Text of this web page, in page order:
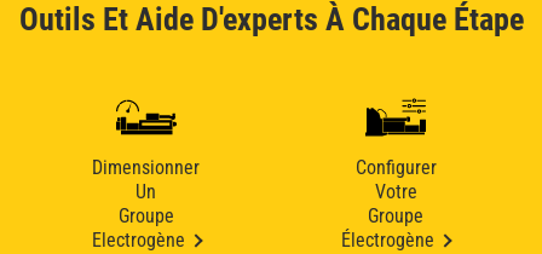
Outils Et Aide D'experts À Chaque Étape
Dimensionner
Un
Groupe
Electrogène
Configurer
Votre
Groupe
Électrogène